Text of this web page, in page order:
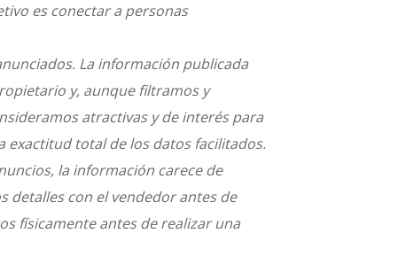
es conectar a personas
La información publicada
y, aunque filtramos y
atractivas y de interés para
exactitud total de los datos facilitados.
la información carece de
detalles con el vendedor antes de
físicamente antes de realizar una